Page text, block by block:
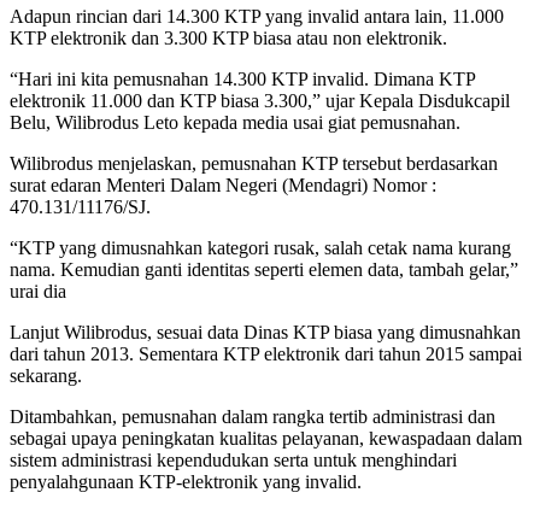
Adapun rincian dari 14.300 KTP yang invalid antara lain, 11.000
KTP elektronik dan 3.300 KTP biasa atau non elektronik.
“Hari ini kita pemusnahan 14.300 KTP invalid. Dimana KTP
elektronik 11.000 dan KTP biasa 3.300,” ujar Kepala Disdukcapil
Belu, Wilibrodus Leto kepada media usai giat pemusnahan.
Wilibrodus menjelaskan, pemusnahan KTP tersebut berdasarkan
surat edaran Menteri Dalam Negeri (Mendagri) Nomor :
470.131/11176/SJ.
“KTP yang dimusnahkan kategori rusak, salah cetak nama kurang
nama. Kemudian ganti identitas seperti elemen data, tambah gelar,”
urai dia
Lanjut Wilibrodus, sesuai data Dinas KTP biasa yang dimusnahkan
dari tahun 2013. Sementara KTP elektronik dari tahun 2015 sampai
sekarang.
Ditambahkan, pemusnahan dalam rangka tertib administrasi dan
sebagai upaya peningkatan kualitas pelayanan, kewaspadaan dalam
sistem administrasi kependudukan serta untuk menghindari
penyalahgunaan KTP-elektronik yang invalid.